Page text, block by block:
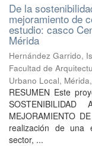
De la
mejoramiento de
estudio: casco
Mérida
Hernández Garrido,
Facultad de
Urbano Local, Mérida,
RESUMEN Este
MEJORAMIENTO
realización de una
sector, ...